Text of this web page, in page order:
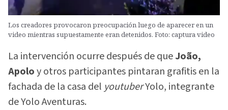
Los creadores provocaron preocupación luego de aparecer en un
video mientras supuestamente eran detenidos. Foto: captura video
La intervención ocurre después de queJoão,
Apoloy otros participantes pintaran grafitis en la
fachada de la casa del youtuberYolo, integrante
de Yolo Aventuras.